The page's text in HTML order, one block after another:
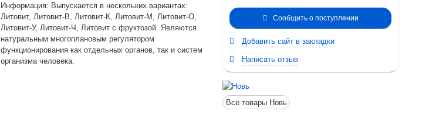
Информация: Выпускается в нескольких вариантах:
Литовит, Литовит-В, Литовит-К, Литовит-М, Литовит-О,
Литовит-У, Литовит-Ч, Литовит с фруктозой. Являются
натуральным многоплановым регулятором
функционирования как отдельных органов, так и систем
организма человека.
Сообщить о поступлении
Добавить сайт в закладки
Написать отзыв
Все товары Новь